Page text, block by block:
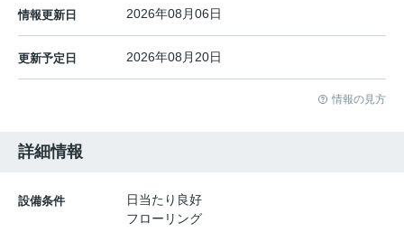
情報更新日 2026年08月06日
更新予定日 2026年08月20日
情報の見方
詳細情報
設備条件
日当たり良好
フローリング